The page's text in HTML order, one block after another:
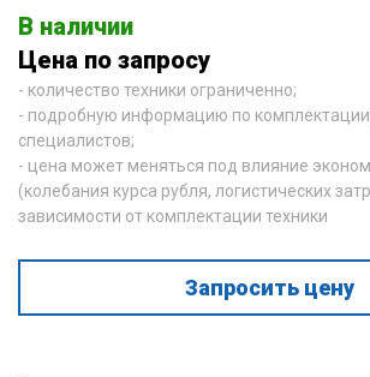
В наличии
Цена по запросу
- количество техники ограниченно;
- подробную информацию по комплектации
специалистов;
- цена может меняться под влияние
(колебания курса рубля, логистических
зависимости от комплектации техники
Запросить цену